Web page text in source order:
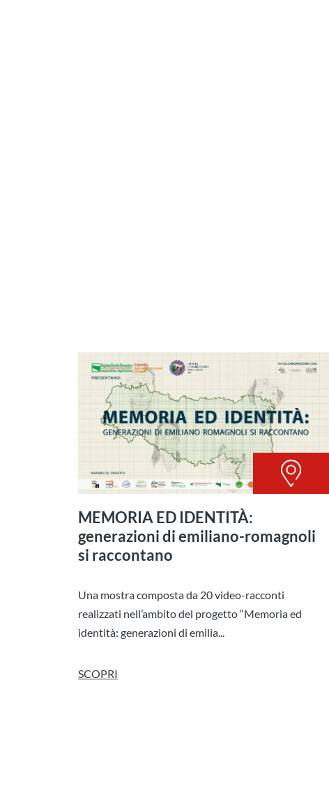
MEMORIA ED IDENTITÀ:
generazioni di emiliano-romagnoli
si raccontano
Una mostra composta da 20 video-racconti
realizzati nell’ambito del progetto “Memoria ed
identità: generazioni di emilia...
SCOPRI